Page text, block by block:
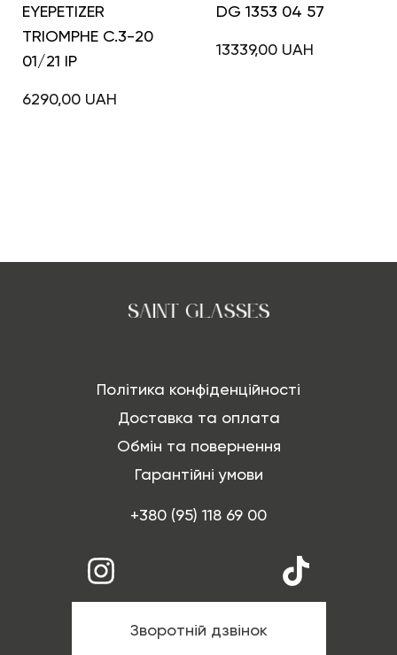
EYEPETIZER
TRIOMPHE C.3-20
01/21 IP
6290,00 UAH
DG 1353 04 57
13339,00 UAH
Політика конфіденційності
Доставка та оплата
Обмін та повернення
Гарантійні умови
+380 (95) 118 69 00
Зворотній дзвінок